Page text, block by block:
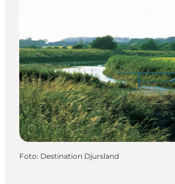
Foto: Destination Djursland